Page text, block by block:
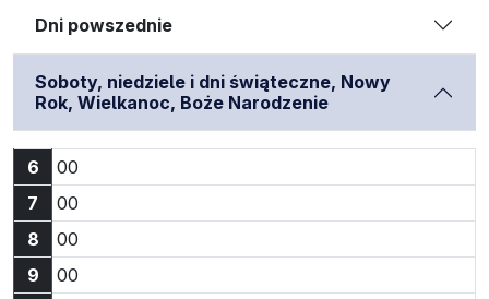
Dni powszednie
Soboty, niedziele i dni świąteczne, Nowy
Rok, Wielkanoc, Boże Narodzenie
6 00
7
00
8
00
9
00